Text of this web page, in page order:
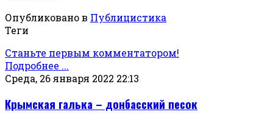
Опубликовано в Публицистика
Теги
Станьте первым комментатором!
Подробнее ...
Среда, 26 января 2022 22:13
Крымская галька – донбасский песок